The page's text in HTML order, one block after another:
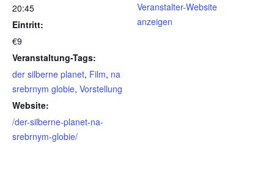
20:45
Eintritt:
€9
Veranstaltung-Tags:
der silberne planet, Film, na
srebrnym globie, Vorstellung
Website:
/der-silberne-planet-na-
srebrnym-globie/
Veranstalter-Website
anzeigen